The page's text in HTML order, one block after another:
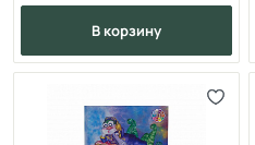
в корзину